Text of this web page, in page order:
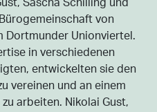
von
Dortmunder Unionviertel.
in verschiedenen
entwickelten sie den
vereinen und an einem
arbeiten. Nikolai Gust,